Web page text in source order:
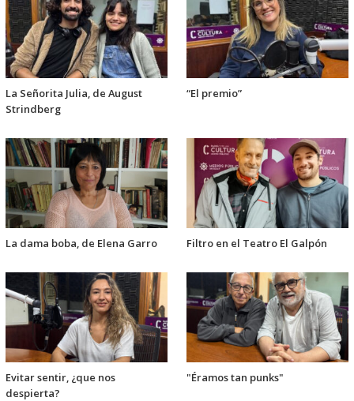
La Señorita Julia, de August
Strindberg
“El premio”
La dama boba, de Elena Garro Filtro en el Teatro El Galpón
Evitar sentir, ¿que nos
despierta?
"Éramos tan punks"